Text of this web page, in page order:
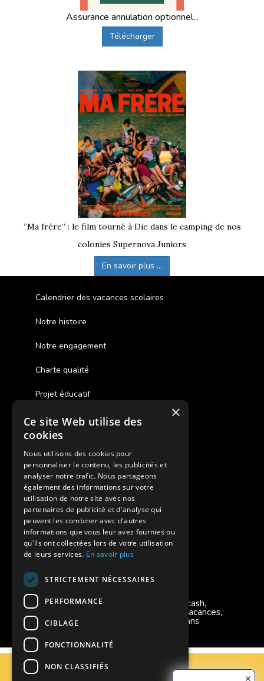
Assurance annulation optionnel...
Télécharger
“Ma frère” : le film tourné à Die dans le camping de nos
colonies Supernova Juniors
En savoir plus ...
Calendrier des vacances scolaires
Notre histoire
Notre engagement
Charte qualité
Projet éducatif
Des colonies de vacances inclusives
Assurances annulations
Aides financières pour partir en colonie
Charte de confidentialité
Vacances Adaptées Adulte Supernova
Modes de règlement acceptés
Chèque, Virement, Espèces, Mandats cash,
Bons CAF, Conseil général, Chèques vacances,
Carte bancaire, Prise en charge reçu sans
règlement, Prélèvement, Pass Colo
×
Ce site Web utilise des
cookies
Nous utilisons des cookies pour
personnaliser le contenu, les publicités et
analyser notre trafic. Nous partageons
également des informations sur votre
utilisation de notre site avec nos
partenaires de publicité et d'analyse qui
peuvent les combiner avec d'autres
informations que vous leur avez fournies ou
qu'ils ont collectées lors de votre utilisation
de leurs services. En savoir plus
STRICTEMENT NÉCESSAIRES
PERFORMANCE
CIBLAGE
FONCTIONNALITÉ
NON CLASSIFIÉS
✕